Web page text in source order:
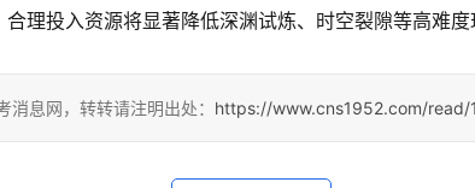
理投入资源将显著降低深渊试炼、时空裂隙等高难度
息网，转转请注明出处： https://www.cns1952.com/read/